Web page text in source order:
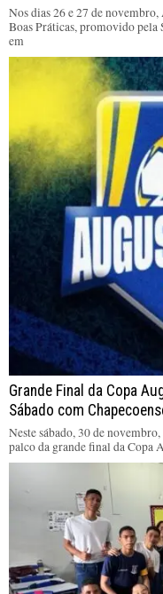
Nos dias 26 e 27 de
Boas Práticas, promovido
em
Grande Final da Copa
Sábado com
Neste sábado, 30 de
palco da grande final da Copa